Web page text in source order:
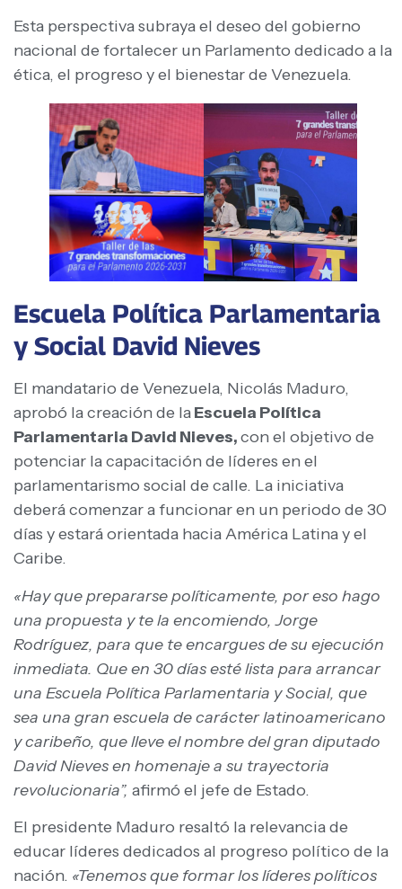
Esta perspectiva subraya el deseo del gobierno
nacional de fortalecer un Parlamento dedicado a la
ética, el progreso y el bienestar de Venezuela.
Escuela Política Parlamentaria
y Social David Nieves
El mandatario de Venezuela, Nicolás Maduro,
aprobó la creación de laEscuela Política
Parlamentaria David Nieves,con el objetivo de
potenciar la capacitación de líderes en el
parlamentarismo social de calle. La iniciativa
deberá comenzar a funcionar en un periodo de 30
días y estará orientada hacia América Latina y el
Caribe.
«Hay que prepararse políticamente, por eso hago
una propuesta y te la encomiendo, Jorge
Rodríguez, para que te encargues de su ejecución
inmediata. Que en 30 días esté lista para arrancar
una Escuela Política Parlamentaria y Social, que
sea una gran escuela de carácter latinoamericano
y caribeño, que lleve el nombre del gran diputado
David Nieves en homenaje a su trayectoria
revolucionaria”, afirmó el jefe de Estado.
El presidente Maduro resaltó la relevancia de
educar líderes dedicados al progreso político de la
nación. «Tenemos que formar los líderes políticos